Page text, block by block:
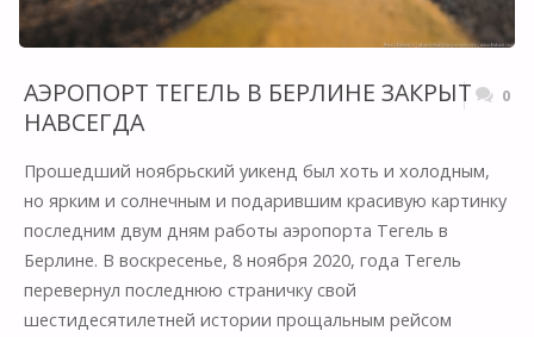
АЭРОПОРТ ТЕГЕЛЬ В БЕРЛИНЕ ЗАКРЫТ
НАВСЕГДА
0
Прошедший ноябрьский уикенд был хоть и холодным,
но ярким и солнечным и подарившим красивую картинку
последним двум дням работы аэропорта Тегель в
Берлине. В воскресенье, 8 ноября 2020, года Тегель
перевернул последнюю страничку свой
шестидесятилетней истории прощальным рейсом